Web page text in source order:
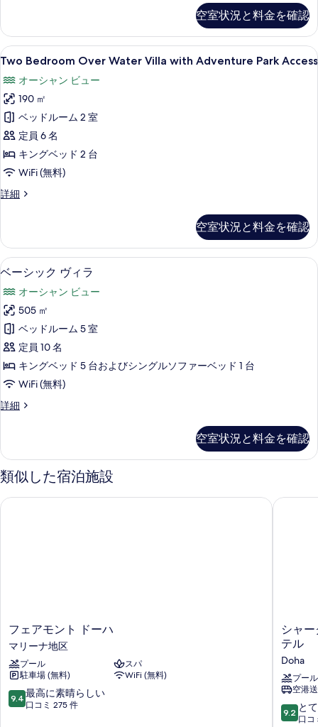
べ
て
の
写
真
を
表
示
す
る
Pool
Villa
with
Park
Access
の
詳
細
空室状況と料金を確認
Two
Bedroom
Over
Water
Villa
with
Adventure
Park
Access
の
べ
て
の
写
真
を
表
示
す
る
Two Bedroom Over Water Villa with
1
Two Bedroom Over Water Villa with Adventure Park Access
オーシャン ビュー
190 ㎡
ベッドルーム 2 室
定員 6 名
キングベッド 2 台
WiFi (無料)
詳細
Two
Villa
with
Adventure
Access
の
詳
細
空室状況と料金を確認
ベ
シ
ッ
ク
ヴ
ィ
ラ
の
べ
て
の
写
ベーシック ヴィラ | 羽毛の掛け布団
1
ベーシック ヴィラ
オーシャン ビュー
505 ㎡
ベッドルーム 5 室
定員 10 名
キングベッド 5 台およびシングルソファーベッド 1 台
WiFi (無料)
詳細
ベ
ク
ヴ
ィ
の
空室状況と料金を確認
類似した宿泊施設
フ
ェ
ア
モ
ン
ト
ド
フェアモント ドーハ
マリーナ地区
プール
スパ
駐車場 (無料)
WiFi (無料)
10
段
9.4 最高に素晴らしい
口コミ 275 件
フェアモント ドーハ
シ
ャ
ー
ク
ビ
レ
ッ
ジ
シャー
テル
Doha
プール
空港
10
段
9.2 と
口コ
シャー